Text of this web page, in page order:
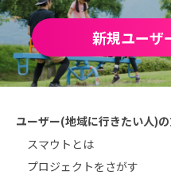
新規ユーザ
ユーザー(地域に行きたい人)
スマウトとは
プロジェクトをさがす